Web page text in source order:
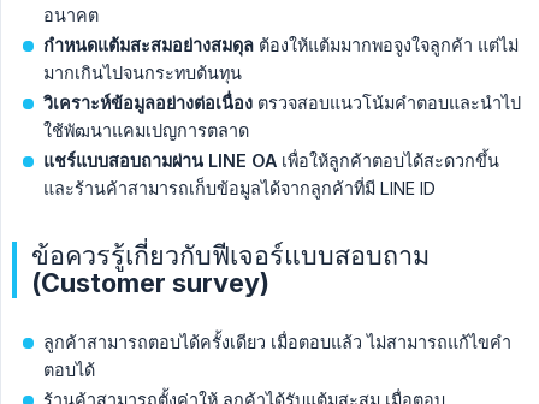
อนาคต
กำหนดแต้มสะสมอย่างสมดุล ต้องให้แต้มมากพอจูงใจลูกค้า แต่ไม่
มากเกินไปจนกระทบต้นทุน
วิเคราะห์ข้อมูลอย่างต่อเนื่อง ตรวจสอบแนวโน้มคำตอบและนำไป
ใช้พัฒนาแคมเปญการตลาด
แชร์แบบสอบถามผ่าน LINE OA เพื่อให้ลูกค้าตอบได้สะดวกขึ้น
และร้านค้าสามารถเก็บข้อมูลได้จากลูกค้าที่มี LINE ID
ข้อควรรู้เกี่ยวกับฟีเจอร์แบบสอบถาม
(Customer survey)
ลูกค้าสามารถตอบได้ครั้งเดียว เมื่อตอบแล้ว ไม่สามารถแก้ไขคำ
ตอบได้
ร้านค้าสามารถตั้งค่าให้ ลูกค้าได้รับแต้มสะสม เมื่อตอบ